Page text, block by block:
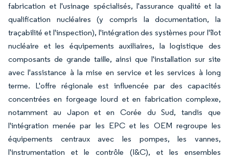
fabrication et l'usinage spécialisés, l'assurance qualité et la
qualification nucléaires (y compris la documentation, la
traçabilité et l'inspection), l'intégration des systèmes pour l'îlot
nucléaire et les équipements auxiliaires, la logistique des
composants de grande taille, ainsi que l'installation sur site
avec l'assistance à la mise en service et les services à long
terme. L'offre régionale est influencée par des capacités
concentrées en forgeage lourd et en fabrication complexe,
notamment au Japon et en Corée du Sud, tandis que
l'intégration menée par les EPC et les OEM regroupe les
équipements centraux avec les pompes, les vannes,
l'instrumentation et le contrôle (I&C), et les ensembles